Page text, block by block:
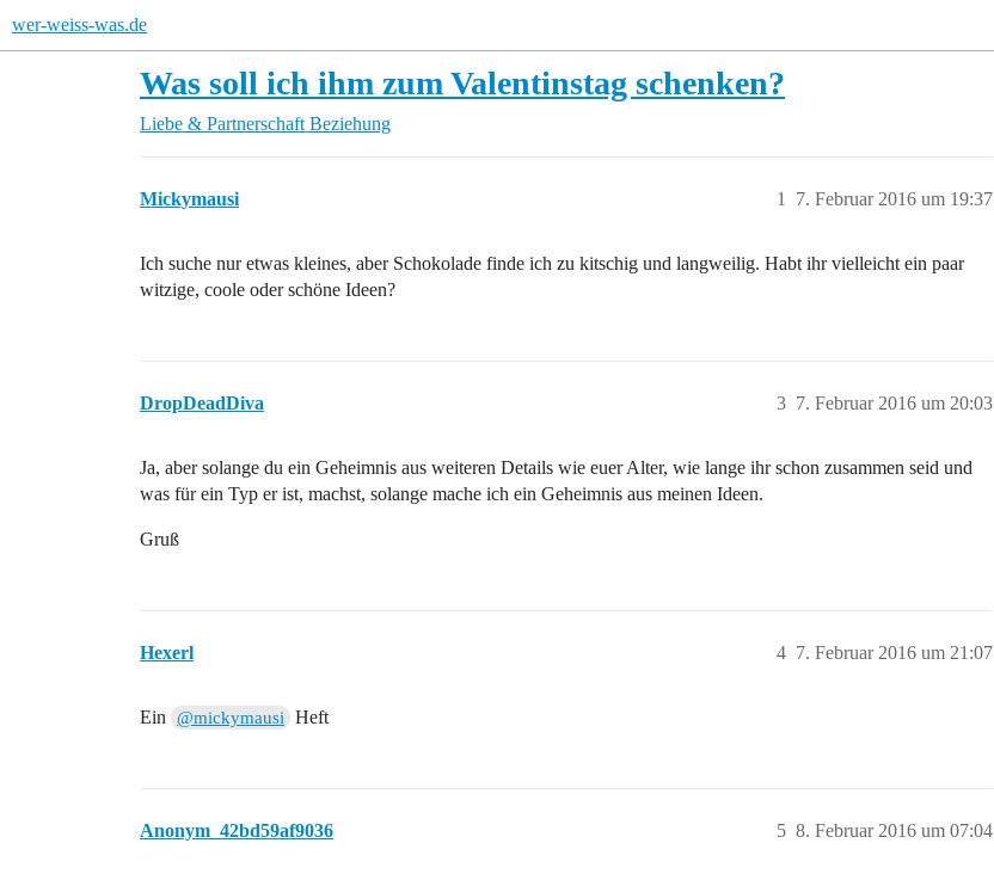
wer-weiss-was.de
Was soll ich ihm zum Valentinstag schenken?
Liebe & Partnerschaft Beziehung
Mickymausi 7. Februar 2016 um 19:37
1
Ich suche nur etwas kleines, aber Schokolade finde ich zu kitschig und langweilig. Habt ihr vielleicht ein paar
witzige, coole oder schöne Ideen?
DropDeadDiva 7. Februar 2016 um 20:03
3
Ja, aber solange du ein Geheimnis aus weiteren Details wie euer Alter, wie lange ihr schon zusammen seid und
was für ein Typ er ist, machst, solange mache ich ein Geheimnis aus meinen Ideen.
Gruß
Hexerl 7. Februar 2016 um 21:07
4
Ein @mickymausi Heft
Anonym_42bd59af9036 8. Februar 2016 um 07:04
5